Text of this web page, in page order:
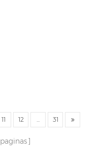
11 12 31
paginas